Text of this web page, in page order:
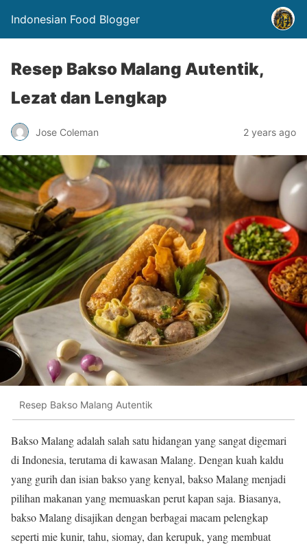
Indonesian Food Blogger
Resep Bakso Malang Autentik,
Lezat dan Lengkap
Jose Coleman 2 years ago
Resep Bakso Malang Autentik
Bakso Malang adalah salah satu hidangan yang sangat digemari
di Indonesia, terutama di kawasan Malang. Dengan kuah kaldu
yang gurih dan isian bakso yang kenyal, bakso Malang menjadi
pilihan makanan yang memuaskan perut kapan saja. Biasanya,
bakso Malang disajikan dengan berbagai macam pelengkap
seperti mie kunir, tahu, siomay, dan kerupuk, yang membuat